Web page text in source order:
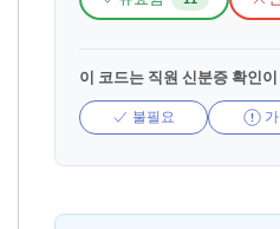
이 코드는 직원 신분증 확인
불필요